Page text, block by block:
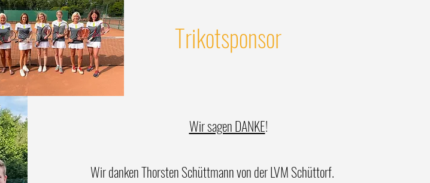
DIE LETZTE NACHRICHT
Die Ergebnisse des Sparkassencups sind da!
<--
Trikotsponsor
Wir sagen DANKE!
Wir danken Thorsten Schüttmann von der LVM Schüttorf.